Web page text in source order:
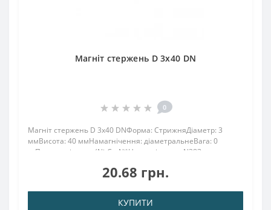
Магніт стержень D 3x40 DN
0
Магніт стержень D 3x40 DNФорма: СтрижняДіаметр: 3
ммВисота: 40 ммНамагнічення: діаметральнеВага: 0
грПоверх. нікель .: (Ni-Cu-Ni)Намагнічення: N38Зчеплення
CНеодимовий магніт 3х40 покритий нікелем,..
20.68 грн.
КУПИТИ